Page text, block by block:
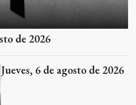
de 2026
Jueves, 6 de agosto de 2026